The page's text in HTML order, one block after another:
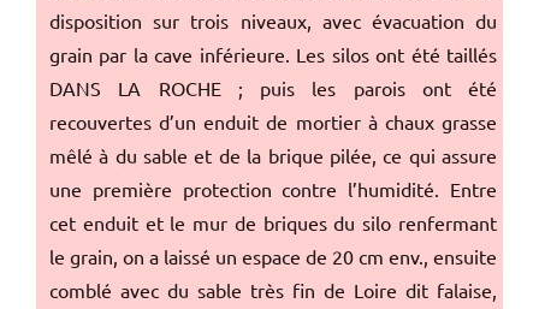
disposition sur trois niveaux, avec évacuation du
grain par la cave inférieure. Les silos ont été taillés
DANS LA ROCHE ; puis les parois ont été
recouvertes d’un enduit de mortier à chaux grasse
mêlé à du sable et de la brique pilée, ce qui assure
une première protection contre l’humidité. Entre
cet enduit et le mur de briques du silo renfermant
le grain, on a laissé un espace de 20 cm env., ensuite
comblé avec du sable très fin de Loire dit falaise,